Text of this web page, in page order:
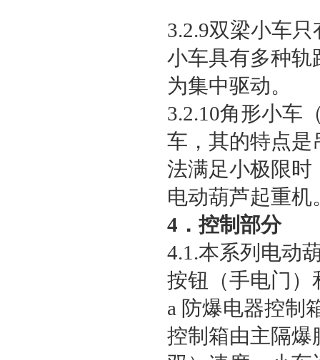
3.2.9双梁小车
小车具有多种轨
为集中驱动。
3.2.10角形小车
车，其的特点是
法满足小极限时
电动葫芦起重机
4．控制部分
4.1.本系列电动
按钮（手电门）
a 防爆电器控制
控制箱由主隔爆